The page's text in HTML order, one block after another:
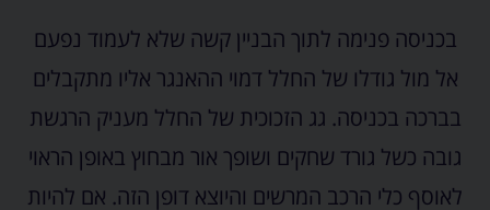
בכניסה פנימה לתוך הבניין קשה שלא לעמוד נפעם
אל מול גודלו של החלל דמוי ההאנגר אליו מתקבלים
בברכה בכניסה. גג הזכוכית של החלל מעניק הרגשת
גובה כשל גורד שחקים ושופך אור מבחוץ באופן הראוי
לאוסף כלי הרכב המרשים והיוצא דופן הזה. אם להיות